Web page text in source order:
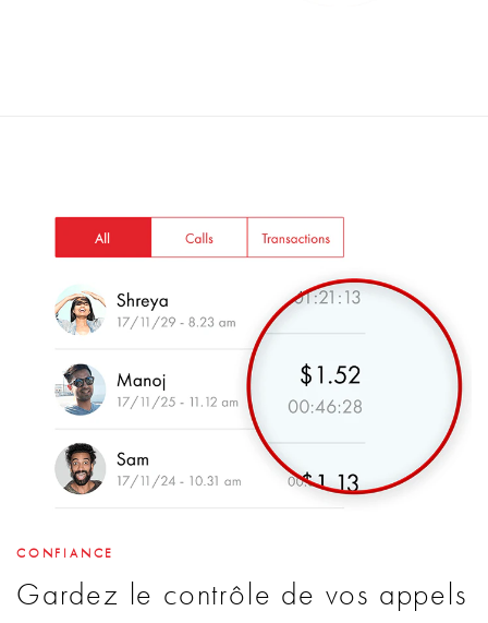
CONFIANCE
Gardez le contrôle de vos appels